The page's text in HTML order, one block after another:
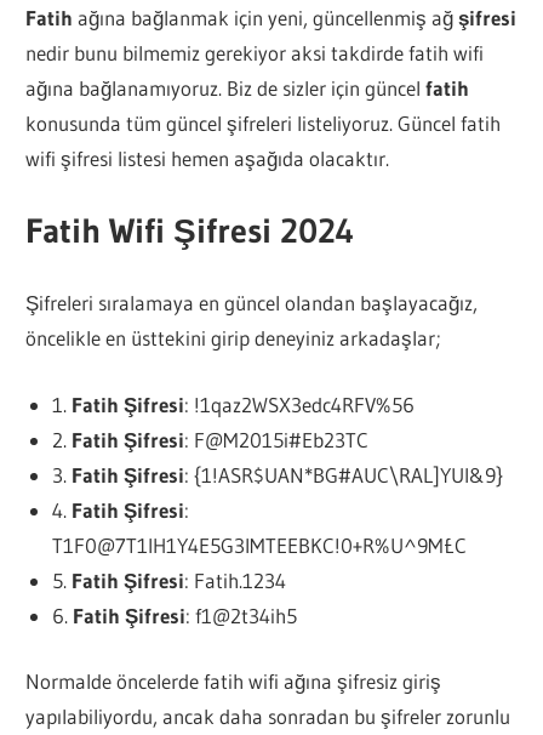
Fatih ağına bağlanmak için yeni, güncellenmiş ağşifresi
nedir bunu bilmemiz gerekiyor aksi takdirde fatih wifi
ağına bağlanamıyoruz. Biz de sizler için güncelfatih
konusunda tüm güncel şifreleri listeliyoruz. Güncel fatih
wifi şifresi listesi hemen aşağıda olacaktır.
Fatih Wifi Şifresi 2024
Şifreleri sıralamaya en güncel olandan başlayacağız,
öncelikle en üsttekini girip deneyiniz arkadaşlar;
1. Fatih Şifresi: !1qaz2WSX3edc4RFV%56
2. Fatih Şifresi: F@M2015i#Eb23TC
3. Fatih Şifresi: {1!ASR$UAN*BG#AUC\RAL]YUI&9}
4. Fatih Şifresi:
T1F0@7T1IH1Y4E5G3IMTEEBKC!0+R%U^9M£C
5. Fatih Şifresi: Fatih.1234
6. Fatih Şifresi: f1@2t34ih5
Normalde öncelerde fatih wifi ağına şifresiz giriş
yapılabiliyordu, ancak daha sonradan bu şifreler zorunlu